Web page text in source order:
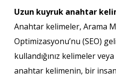
Uzun kuyruk anahtar
Anahtar kelimeler, Arama
Optimizasyonu’nu (SEO)
kullandığınız kelimeler
anahtar kelimenin, bir